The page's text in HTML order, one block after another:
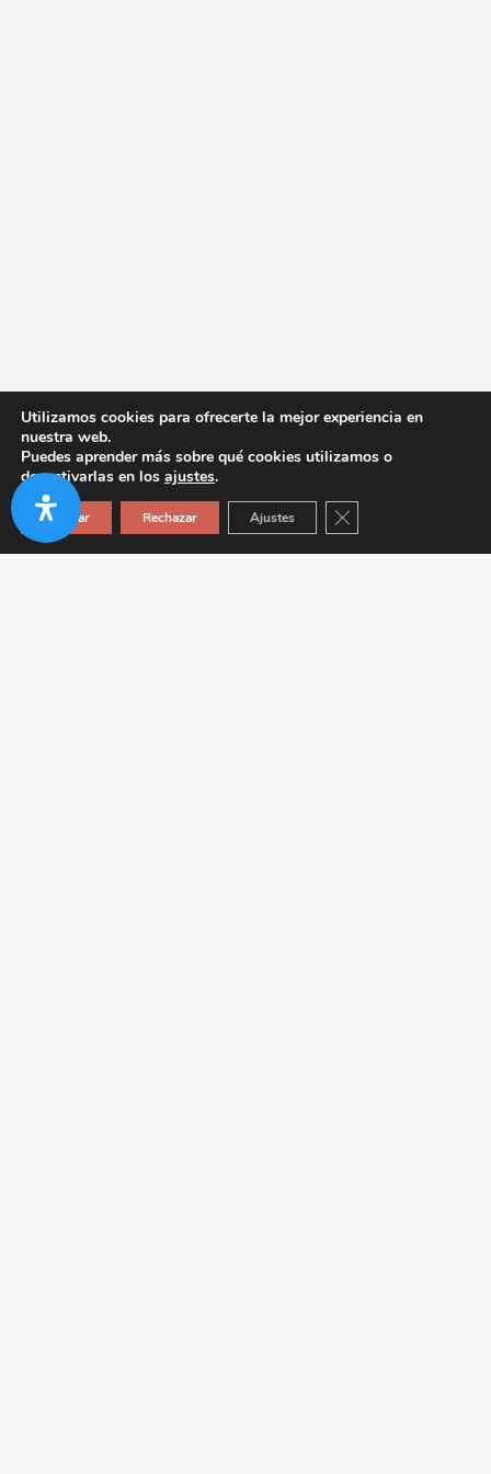
Utilizamos cookies para ofrecerte la mejor experiencia en
nuestra web.
Puedes aprender más sobre qué cookies utilizamos o
desactivarlas en los ajustes.
Aceptar Rechazar Ajustes Cerrar el banner de